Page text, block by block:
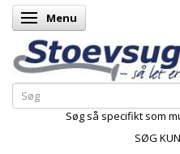
Skifte navigation
Menu
Søg så specifikt som
SØG